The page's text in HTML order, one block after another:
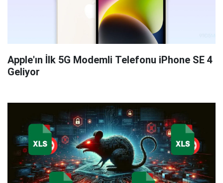
Apple'ın İlk 5G Modemli Telefonu iPhone SE 4
Geliyor